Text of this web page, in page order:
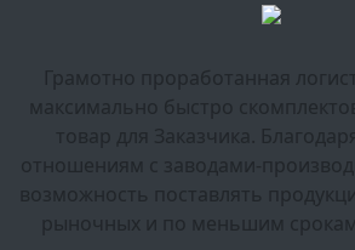
Грамотно проработанная
максимально быстро
товар для Заказчика.
отношениям с заводами-
возможность поставлять
рыночных и по меньшим срокам